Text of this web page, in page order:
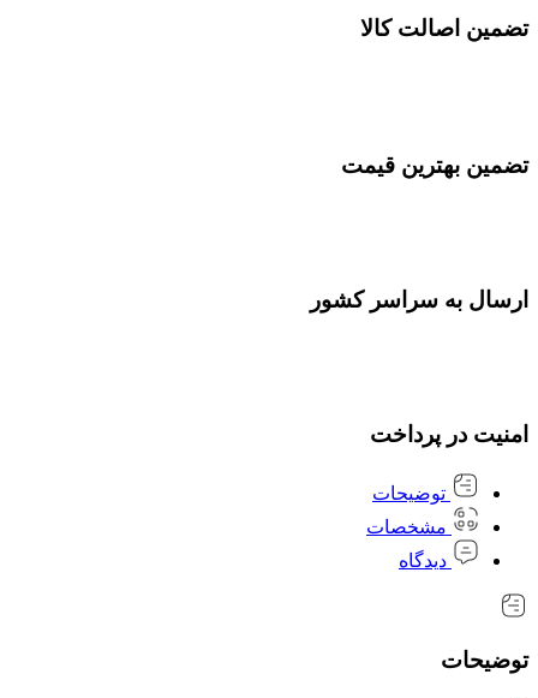
تضمین اصالت کالا
تضمین بهترین قیمت
ارسال به سراسر کشور
امنیت در پرداخت
توضیحات
مشخصات
دیدگاه
توضیحات